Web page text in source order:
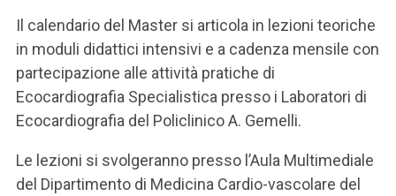
Il calendario del Master si articola in lezioni teoriche
in moduli didattici intensivi e a cadenza mensile con
partecipazione alle attività pratiche di
Ecocardiografia Specialistica presso i Laboratori di
Ecocardiografia del Policlinico A. Gemelli.
Le lezioni si svolgeranno presso l’Aula Multimediale
del Dipartimento di Medicina Cardio-vascolare del